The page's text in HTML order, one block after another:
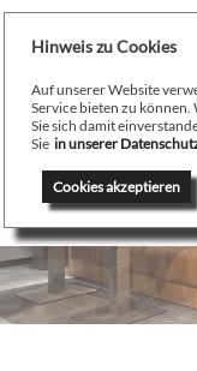
Hinweis zu Cookies
Auf unserer Website
Service bieten zu können.
Sie sich damit
Sie in unserer
Cookies akzeptieren
Beratung -
Ofenbau